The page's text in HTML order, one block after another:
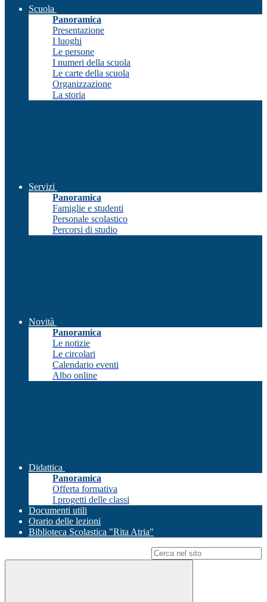
Scuola
Panoramica
Presentazione
I luoghi
Le persone
I numeri della scuola
Le carte della scuola
Organizzazione
La storia
Servizi
Panoramica
Famiglie e studenti
Personale scolastico
Percorsi di studio
Novità
Panoramica
Le notizie
Le circolari
Calendario eventi
Albo online
Didattica
Panoramica
Offerta formativa
I progetti delle classi
Documenti utili
Orario delle lezioni
Biblioteca Scolastica "Rita Atria"